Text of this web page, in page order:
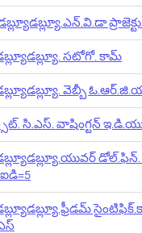
సటోగో. కామ్
వెబ్బీ
సి.ఎస్. వాషింగ్టన్